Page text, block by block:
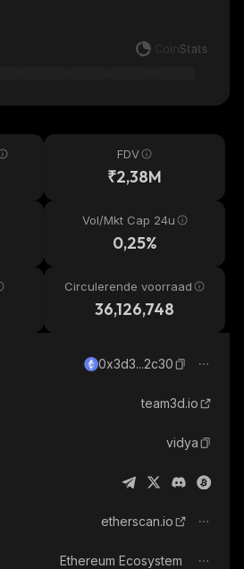
FDV
₹2,38M
Vol/Mkt Cap 24u
0,25%
Circulerende voorraad
36,126,748
0x3d3...2c30
team3d.io
vidya
etherscan.io
Ethereum Ecosystem